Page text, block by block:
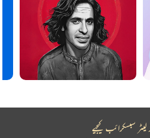
لیٹر سبسکرائب کیجیے